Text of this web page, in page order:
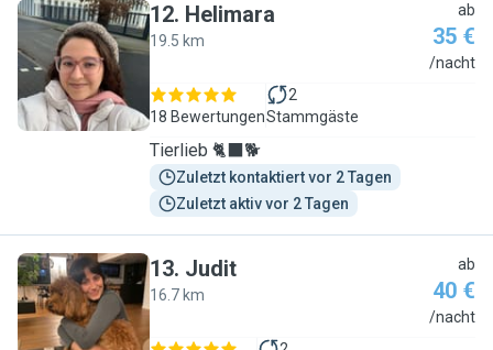
H
12. Helimara
19.5 km
ab
35 €
/nacht
18 Bewertungen
2
Stammgäste
Tierlieb 🐈‍⬛🐕
Zuletzt kontaktiert vor 2 Tagen
Zuletzt aktiv vor 2 Tagen
J
13. Judit
16.7 km
ab
40 €
/nacht